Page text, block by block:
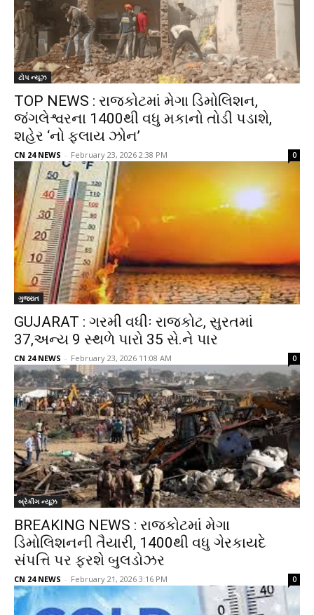
ટોપ ન્યૂઝ
TOP NEWS : રાજકોટમાં મેગા ડિમોલિશન,
જંગલેશ્વરના 1400થી વધુ મકાનો તોડી પડાશે,
શહેર ‘નો ફ્લાય ઝોન’
CN 24 NEWS - February 23, 2026 2:38 PM 0
ગુજરાત
GUJARAT : ગરમી વધીઃ રાજકોટ, સુરતમાં
37,અન્ય 9 સ્થળે પારો 35 સે.ને પાર
CN 24 NEWS - February 23, 2026 11:08 AM 0
બ્રેકીંગ ન્યૂઝ
BREAKING NEWS : રાજકોટમાં મેગા
ડિમોલિશનની તૈયારી, 1400થી વધુ ગેરકાયદે
સંપત્તિ પર ફરશે બુલડોઝર
CN 24 NEWS - February 21, 2026 3:16 PM 0